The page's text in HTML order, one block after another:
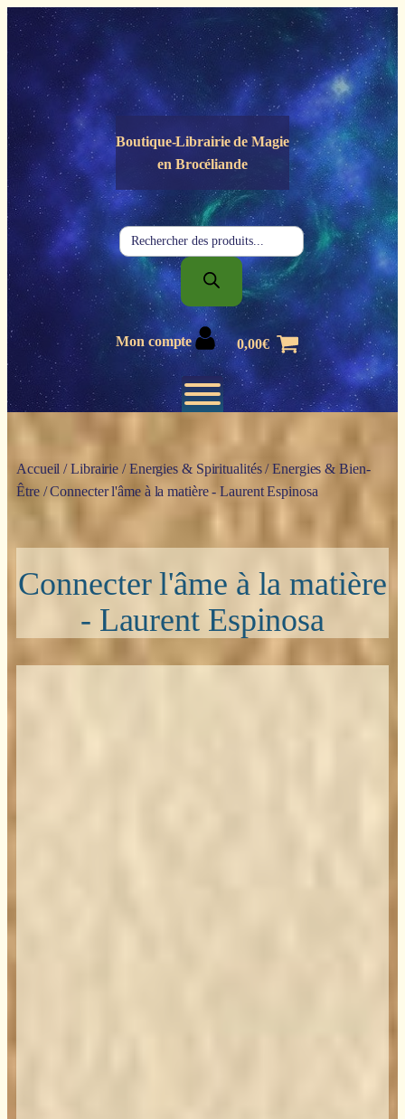
Panneau de gestion des cookies
Boutique-Librairie deMagie
en Brocéliande
Recherche
de
produits
Mon compte 0,00€
Accueil /Librairie /Energies & Spiritualités/Energies & Bien-
Être/ Connecter l'âme à la matière - Laurent Espinosa
Connecter l'âme à la matière
- Laurent Espinosa